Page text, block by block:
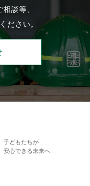
談等、
ださい。
子どもたちが
安心できる未来へ